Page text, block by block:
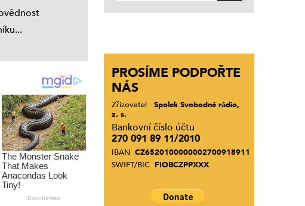
PROSÍME PODPOŘTE
NÁS
Zřizovatel
Spolek Svobodné rádio,
z. s.
Bankovní číslo účtu
270 091 89 11/2010
IBAN CZ6520100000002700918911
SWIFT/BIC FIOBCZPPXXX